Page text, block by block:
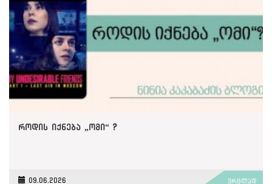
როდის იქნება „ომი“ ?
09.06.2026 ვრცლად